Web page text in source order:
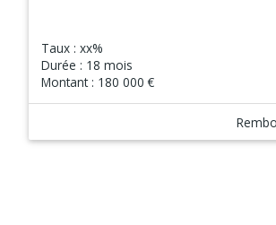
Taux : xx%
Durée : 18 mois
Montant : 180 000 €